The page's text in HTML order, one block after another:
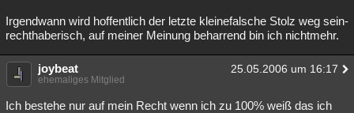
Irgendwann wird hoffentlich der letzte kleinefalsche Stolz weg sein-
rechthaberisch, auf meiner Meinung beharrend bin ich nichtmehr.
joybeat 25.05.2006 um 16:17
ehemaliges Mitglied
Ich bestehe nur auf mein Recht wenn ich zu 100% weiß das ich